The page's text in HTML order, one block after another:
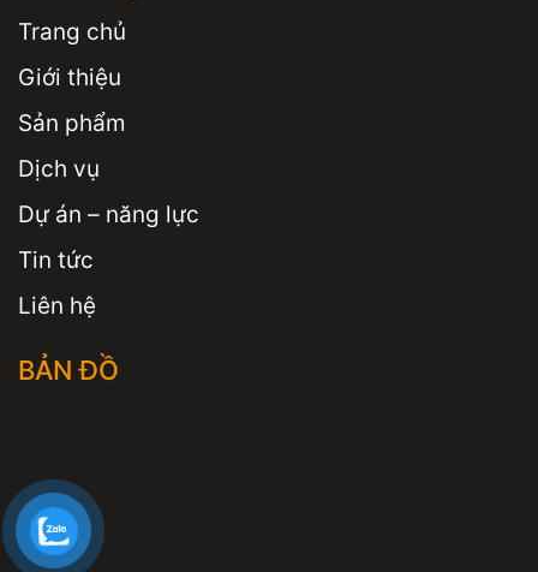
Trang chủ
Giới thiệu
Sản phẩm
Dịch vụ
Dự án – năng lực
Tin tức
Liên hệ
BẢN ĐỒ